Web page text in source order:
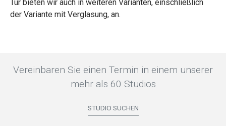
Tür bieten wir auch in weiteren Varianten, einschließlich
der Variante mit Verglasung, an.
Vereinbaren Sie einen Termin in einem unserer
mehr als 60 Studios
STUDIO SUCHEN